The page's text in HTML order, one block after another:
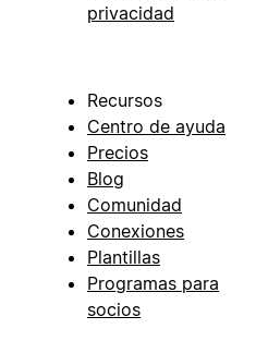
privacidad
Recursos
Centro de ayuda
Precios
Blog
Comunidad
Conexiones
Plantillas
Programas para
socios